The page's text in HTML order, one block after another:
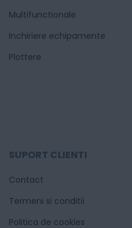
Multifunctionale
Inchiriere echipamente
Plottere
SUPORT CLIENTI
Contact
Termeni si conditii
Politica de cookies